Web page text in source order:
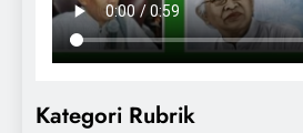
Kategori Rubrik